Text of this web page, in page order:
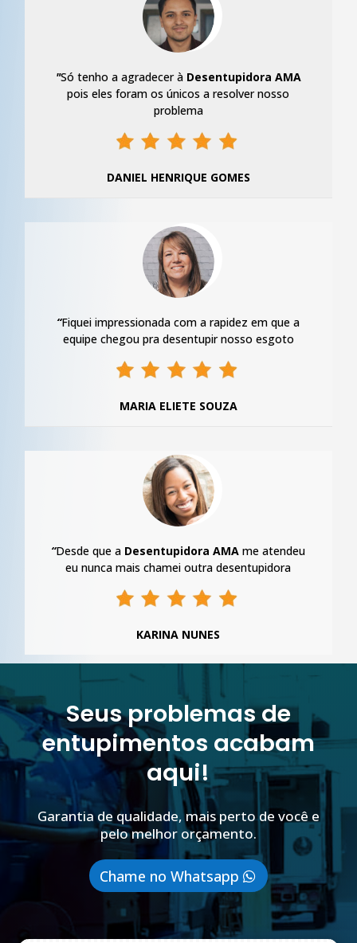
"Só tenho a agradecer à Desentupidora AMA
pois eles foram os únicos a resolver nosso
problema
DANIEL HENRIQUE GOMES
“Fiquei impressionada com a rapidez em que a
equipe chegou pra desentupir nosso esgoto
MARIA ELIETE SOUZA
“Desde que a Desentupidora AMA me atendeu
eu nunca mais chamei outra desentupidora
KARINA NUNES
Seus problemas de
entupimentos acabam
aqui!
Garantia de qualidade, mais perto de você e
pelo melhor orçamento.
Chame no Whatsapp